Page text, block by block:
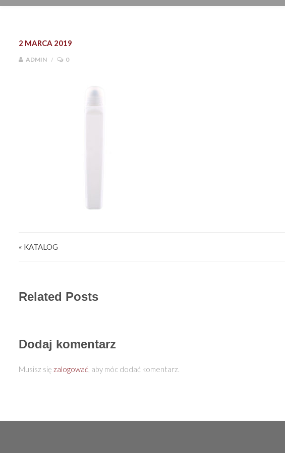
2 MARCA 2019
ADMIN 0
Nawigacja wpisu
« KATALOG
Related Posts
Dodaj komentarz
Musisz się zalogować, aby móc dodać komentarz.